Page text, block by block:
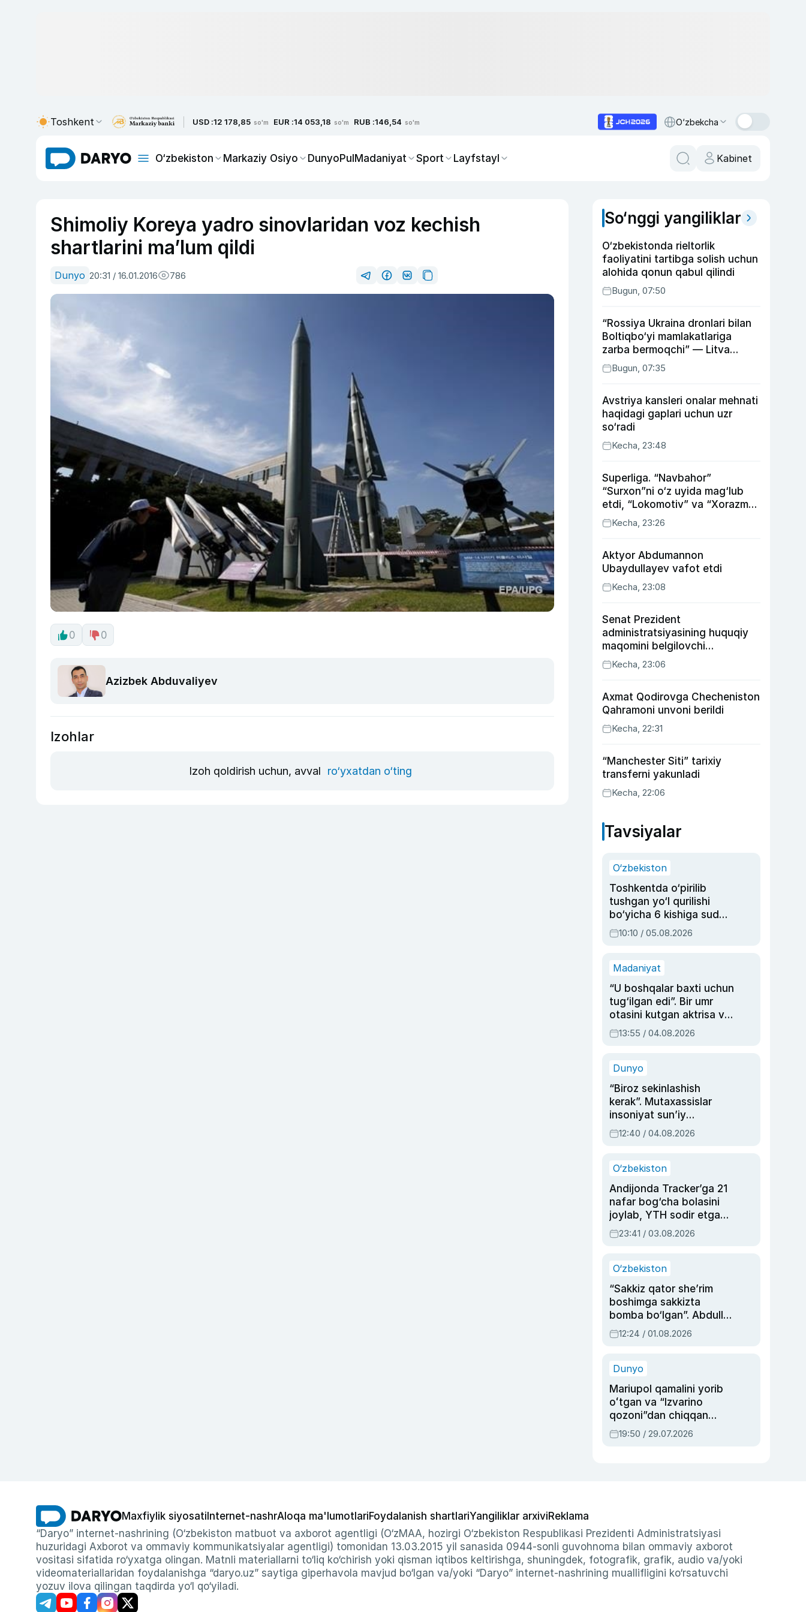
Toshkent USD :12 178,85 so'm EUR :14 053,18 so'm RUB :146,54 so'm O‘zbekcha
O‘zbekiston Markaziy Osiyo DunyoPulMadaniyat Sport Layfstayl Kabinet
Shimoliy Koreya yadro sinovlaridan voz kechish
shartlarini ma’lum qildi
Dunyo 20:31 / 16.01.2016 786
0 0
Azizbek Abduvaliyev
Izohlar
Izoh qoldirish uchun, avval ro‘yxatdan o‘ting
So‘nggi yangiliklar
O‘zbekistonda rieltorlik
faoliyatini tartibga solish uchun
alohida qonun qabul qilindi
Bugun, 07:50
“Rossiya Ukraina dronlari bilan
Boltiqbo‘yi mamlakatlariga
zarba bermoqchi” — Litva
mudofaa vaziri
Bugun, 07:35
Avstriya kansleri onalar mehnati
haqidagi gaplari uchun uzr
so‘radi
Kecha, 23:48
Superliga. “Navbahor”
“Surxon”ni o‘z uyida mag‘lub
etdi, “Lokomotiv” va “Xorazm”
uyda g‘alaba qozondi
Kecha, 23:26
Aktyor Abdu­mannon
Ubaydullayev vafot etdi
Kecha, 23:08
Senat Prezident
administratsiyasining huquqiy
maqomini belgilovchi
konstitutsiyaviy qonunni
ma’qulladi
Kecha, 23:06
Axmat Qodirovga Checheniston
Qahramoni unvoni berildi
Kecha, 22:31
“Manchester Siti” tarixiy
transferni yakunladi
Kecha, 22:06
Tavsiyalar
O‘zbekiston
Toshkentda o‘pirilib
tushgan yo‘l qurilishi
bo‘yicha 6 kishiga sud
hukmi o‘qildi
10:10 / 05.08.2026
Madaniyat
“U boshqalar baxti uchun
tug‘ilgan edi”. Bir umr
otasini kutgan aktrisa va
dublyaj ustasi Rimma
Ahmedovaning
13:55 / 04.08.2026
Dunyo
“Biroz sekinlashish
kerak”. Mutaxassislar
insoniyat sun’iy
intellektni boshqara
olmay qolishidan xavotir
12:40 / 04.08.2026
O‘zbekiston
Andijonda Tracker’ga 21
nafar bog‘cha bolasini
joylab, YTH sodir etgan
ayolga sud hukmi o‘qildi
23:41 / 03.08.2026
O‘zbekiston
“Sakkiz qator she’rim
boshimga sakkizta
bomba bo‘lgan”. Abdulla
Oripovni siyosiy
ayblovlardan asrab
12:24 / 01.08.2026
Dunyo
Mariupol qamalini yorib
oʻtgan va “Izvarino
qozoni”dan chiqqan
qahramon — Ukraina
armiyasi bosh
19:50 / 29.07.2026
Maxfiylik siyosati Internet-nashrAloqa ma'lumotlariFoydalanish shartlariYangiliklar arxiviReklama
“Daryo” internet-nashrining (O‘zbekiston matbuot va axborot agentligi (O‘zMAA, hozirgi O‘zbekiston Respublikasi Prezidenti Administratsiyasi
huzuridagi Axborot va ommaviy kommunikatsiyalar agentligi) tomonidan 13.03.2015 yil sanasida 0944-sonli guvohnoma bilan ommaviy axborot
vositasi sifatida ro‘yxatga olingan. Matnli materiallarni to‘liq ko‘chirish yoki qisman iqtibos keltirishga, shuningdek, fotografik, grafik, audio va/yoki
videomateriallaridan foydalanishga “daryo.uz” saytiga giperhavola mavjud bo‘lgan va/yoki “Daryo” internet-nashrining muallifligini ko‘rsatuvchi
yozuv ilova qilingan taqdirda yo‘l qo‘yiladi.